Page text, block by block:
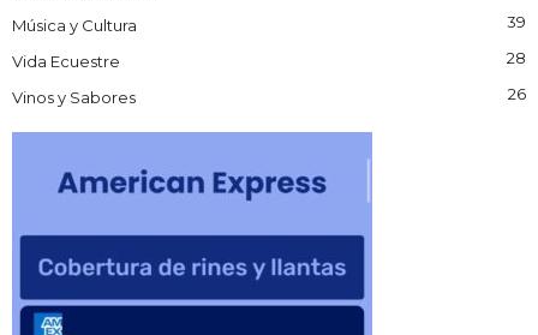
Música y Cultura 39
Vida Ecuestre 28
Vinos y Sabores 26